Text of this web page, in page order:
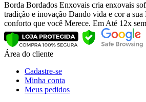
Borda Bordados Enxovais cria enxovais
tradição e inovação Dando vida e cor a
conforto que você Merece. Em Até 12x
Área do cliente
Cadastre-se
Minha conta
Meus pedidos